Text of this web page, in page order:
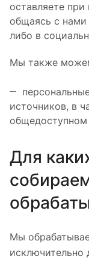
оставляете
общаясь с нами
либо в
Мы также
источников, в
общедоступном
Для
Мы
исключительно